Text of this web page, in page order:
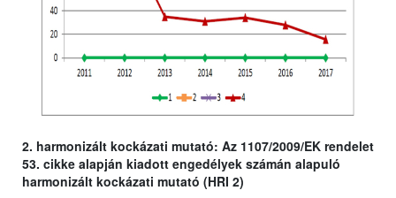
2. harmonizált kockázati mutató: Az 1107/2009/EK rendelet
53. cikke alapján kiadott engedélyek számán alapuló
harmonizált kockázati mutató (HRI 2)